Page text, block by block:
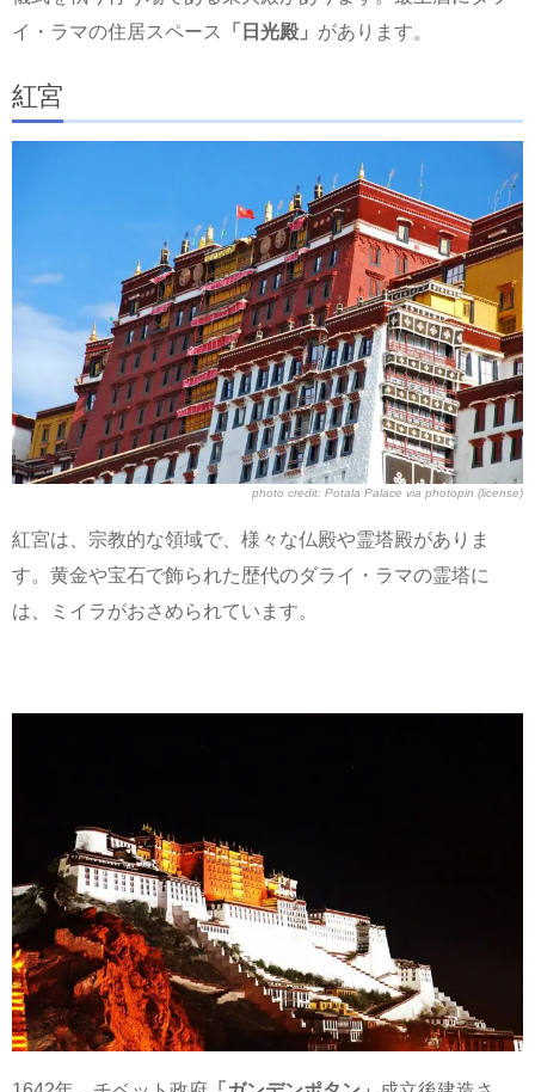
イ・ラマの住居スペース
「日光殿」 があります。
紅宮
photo credit: Potala Palace via photopin (license)
紅宮は、宗教的な領域で、様々な仏殿や霊塔殿がありま
す。黄金や宝石で飾られた歴代のダライ・ラマの霊塔に
は、ミイラがおさめられています。